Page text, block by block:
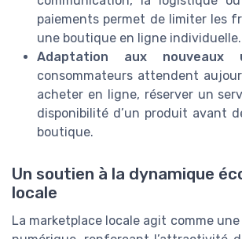
paiements permet de limiter les
une boutique en ligne individuelle.
Adaptation aux nouveaux
consommateurs attendent
acheter en ligne, réserver un
disponibilité d’un produit avant
boutique.
Un soutien à la dynamique
locale
La marketplace locale agit comme